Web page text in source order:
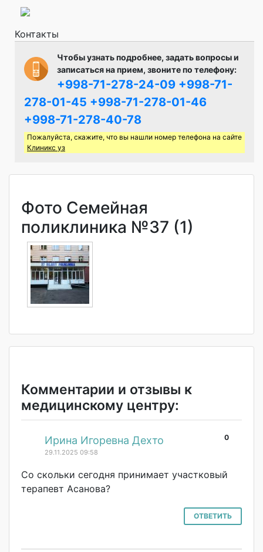
Контакты
Чтобы узнать подробнее, задать вопросы и
записаться на прием, звоните по телефону:
+998-71-278-24-09 +998-71-
278-01-45 +998-71-278-01-46
+998-71-278-40-78
Пожалуйста, скажите, что вы нашли номер телефона на сайте
Клиникс уз
Фото Семейная
поликлиника №37 (1)
Комментарии и отзывы к
медицинскому центру:
0
Ирина Игоревна Дехто
29.11.2025 09:58
Со скольки сегодня принимает участковый
терапевт Асанова?
ОТВЕТИТЬ